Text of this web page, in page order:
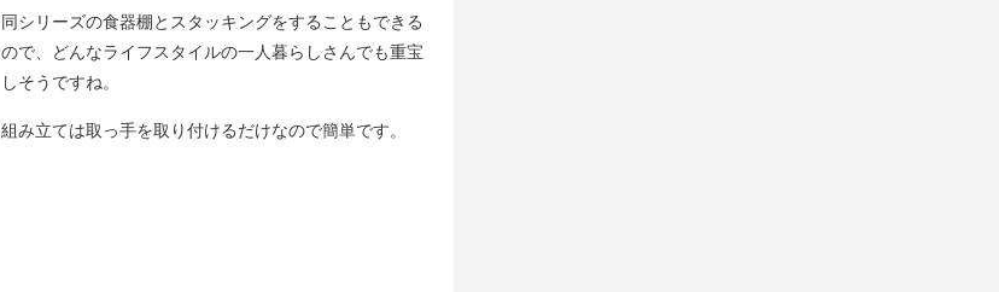
同シリーズの食器棚とスタッキングをすることもできる
ので、どんなライフスタイルの一人暮らしさんでも重宝
しそうですね。
組み立ては取っ手を取り付けるだけなので簡単です。